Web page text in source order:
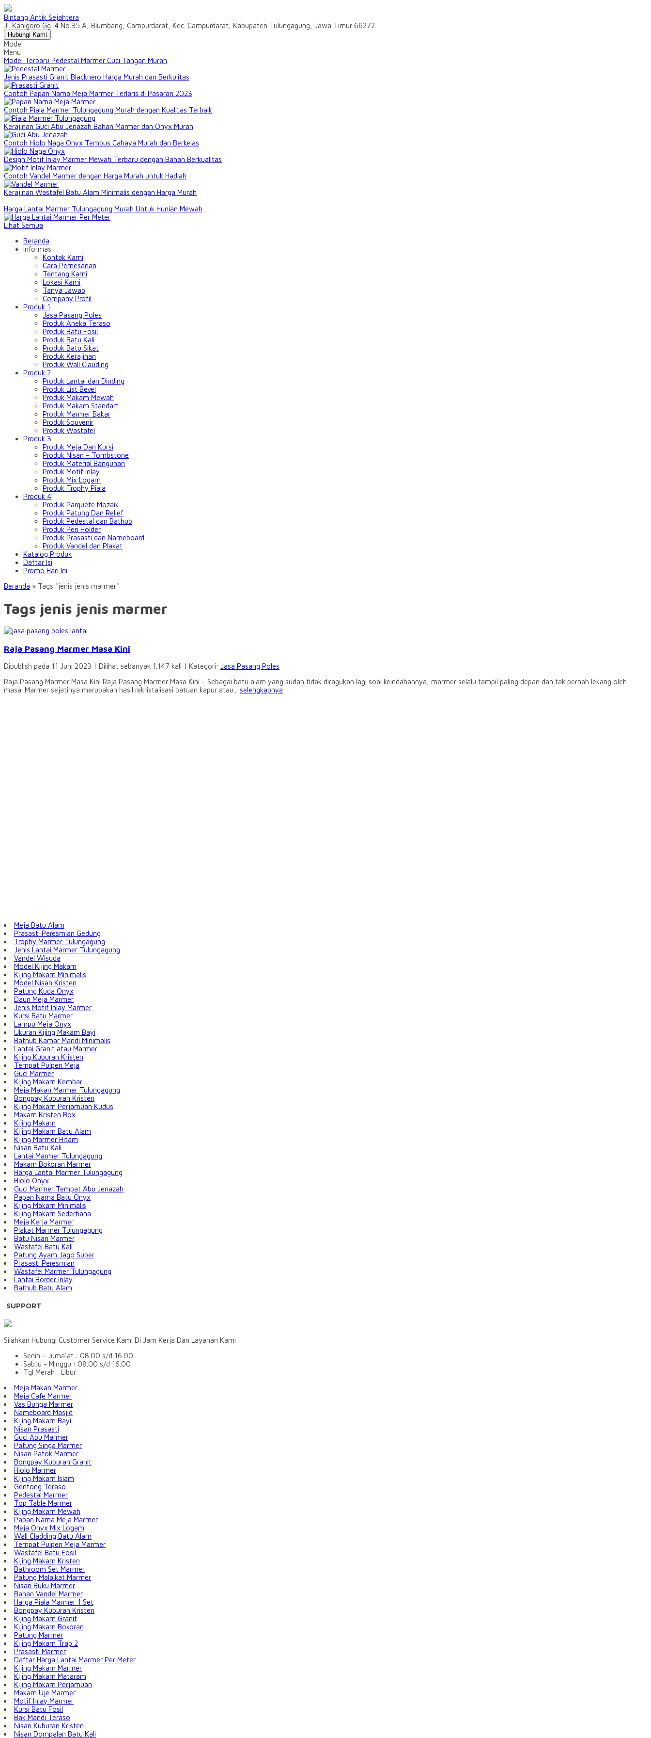
Bintang Antik Sejahtera
Jl. Kanigoro Gg. 4 No.35 A, Blumbang, Campurdarat, Kec. Campurdarat, Kabupaten Tulungagung, Jawa Timur 66272
Hubungi Kami
Model
Menu
Model Terbaru Pedestal Marmer Cuci Tangan Murah
Jenis Prasasti Granit Blacknero Harga Murah dan Berkulitas
Contoh Papan Nama Meja Marmer Terlaris di Pasaran 2023
Contoh Piala Marmer Tulungagung Murah dengan Kualitas Terbaik
Kerajinan Guci Abu Jenazah Bahan Marmer dan Onyx Murah
Contoh Hiolo Naga Onyx Tembus Cahaya Murah dan Berkelas
Design Motif Inlay Marmer Mewah Terbaru dengan Bahan Berkualitas
Contoh Vandel Marmer dengan Harga Murah untuk Hadiah
Kerajinan Wastafel Batu Alam Minimalis dengan Harga Murah
Harga Lantai Marmer Tulungagung Murah Untuk Hunian Mewah
Lihat Semua
Beranda
Informasi
Kontak Kami
Cara Pemesanan
Tentang Kami
Lokasi Kami
Tanya Jawab
Company Profil
Produk 1
Jasa Pasang Poles
Produk Aneka Teraso
Produk Batu Fosil
Produk Batu Kali
Produk Batu Sikat
Produk Kerajinan
Produk Wall Clauding
Produk 2
Produk Lantai dan Dinding
Produk List Bevel
Produk Makam Mewah
Produk Makam Standart
Produk Marmer Bakar
Produk Souvenir
Produk Wastafel
Produk 3
Produk Meja Dan Kursi
Produk Nisan – Tombstone
Produk Material Bangunan
Produk Motif Inlay
Produk Mix Logam
Produk Trophy Piala
Produk 4
Produk Parquete Mozaik
Produk Patung Dan Relief
Produk Pedestal dan Bathub
Produk Pen Holder
Produk Prasasti dan Nameboard
Produk Vandel dan Plakat
Katalog Produk
Daftar Isi
Promo Hari Ini
Beranda » Tags "jenis jenis marmer"
Tags jenis jenis marmer
Raja Pasang Marmer Masa Kini
Dipublish pada 11 Juni 2023 | Dilihat sebanyak 1.147 kali | Kategori: Jasa Pasang Poles
Raja Pasang Marmer Masa Kini Raja Pasang Marmer Masa Kini – Sebagai batu alam yang sudah tidak diragukan lagi soal keindahannya, marmer selalu tampil paling depan dan tak pernah lekang oleh
masa. Marmer sejatinya merupakan hasil rekristalisasi batuan kapur atau... selengkapnya
Meja Batu Alam
Prasasti Peresmian Gedung
Trophy Marmer Tulungagung
Jenis Lantai Marmer Tulungagung
Vandel Wisuda
Model Kijing Makam
Kijing Makam Minimalis
Model Nisan Kristen
Patung Kuda Onyx
Daun Meja Marmer
Jenis Motif Inlay Marmer
Kursi Batu Marmer
Lampu Meja Onyx
Ukuran Kijing Makam Bayi
Bathub Kamar Mandi Minimalis
Lantai Granit atau Marmer
Kijing Kuburan Kristen
Tempat Pulpen Meja
Guci Marmer
Kijing Makam Kembar
Meja Makan Marmer Tulungagung
Bongpay Kuburan Kristen
Kijing Makam Perjamuan Kudus
Makam Kristen Box
Kijing Makam
Kijing Makam Batu Alam
Kijing Marmer Hitam
Nisan Batu Kali
Lantai Marmer Tulungagung
Makam Bokoran Marmer
Harga Lantai Marmer Tulungagung
Hiolo Onyx
Guci Marmer Tempat Abu Jenazah
Papan Nama Batu Onyx
Kijing Makam Minimalis
Kijing Makam Sederhana
Meja Kerja Marmer
Plakat Marmer Tulungagung
Batu Nisan Marmer
Wastafel Batu Kali
Patung Ayam Jago Super
Prasasti Peresmian
Wastafel Marmer Tulungagung
Lantai Border Inlay
Bathub Batu Alam
SUPPORT
Silahkan Hubungi Customer Service Kami Di Jam Kerja Dan Layanan Kami
Senin - Juma'at : 08.00 s/d 16.00
Sabtu - Minggu : 08.00 s/d 16.00
Tgl Merah : Libur
Meja Makan Marmer
Meja Cafe Marmer
Vas Bunga Marmer
Nameboard Masjid
Kijing Makam Bayi
Nisan Prasasti
Guci Abu Marmer
Patung Singa Marmer
Nisan Patok Marmer
Bongpay Kuburan Granit
Hiolo Marmer
Kijing Makam Islam
Gentong Teraso
Pedestal Marmer
Top Table Marmer
Kijing Makam Mewah
Papan Nama Meja Marmer
Meja Onyx Mix Logam
Wall Cladding Batu Alam
Tempat Pulpen Meja Marmer
Wastafel Batu Fosil
Kijing Makam Kristen
Bathroom Set Marmer
Patung Malaikat Marmer
Nisan Buku Marmer
Bahan Vandel Marmer
Harga Piala Marmer 1 Set
Bongpay Kuburan Kristen
Kijing Makam Granit
Kijing Makam Bokoran
Patung Marmer
Kijing Makam Trap 2
Prasasti Marmer
Daftar Harga Lantai Marmer Per Meter
Kijing Makam Marmer
Kijing Makam Mataram
Kijing Makam Perjamuan
Makam Uje Marmer
Motif Inlay Marmer
Kursi Batu Fosil
Bak Mandi Teraso
Nisan Kuburan Kristen
Nisan Dompalan Batu Kali